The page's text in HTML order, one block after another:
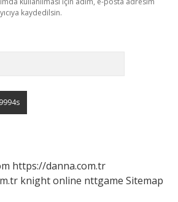
kaydedilsin.
https://danna.com.tr
knight online nttgame Sitemap